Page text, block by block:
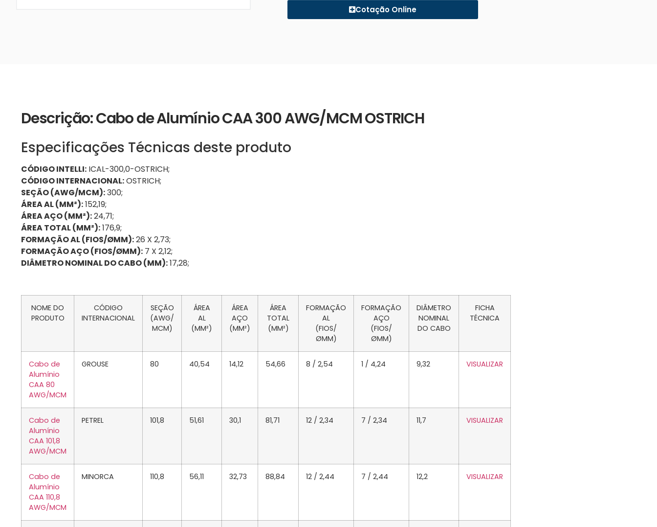
Cotação Online
Descrição: Cabo de Alumínio CAA 300 AWG/MCM OSTRICH
Especificações Técnicas deste produto
CÓDIGO INTELLI: ICAL-300,0-OSTRICH;
CÓDIGO INTERNACIONAL:OSTRICH;
SEÇÃO (AWG/MCM):300;
ÁREA AL (MM²):152,19;
ÁREA AÇO (MM²):24,71;
ÁREA TOTAL (MM²):176,9;
FORMAÇÃO AL (FIOS/ØMM):26 X 2,73;
FORMAÇÃO AÇO (FIOS/ØMM): 7 X 2,12;
DIÂMETRO NOMINAL DO CABO (MM):17,28;
NOME DO
PRODUTO
CÓDIGO
INTERNACIONAL
SEÇÃO
(AWG/
MCM)
ÁREA
AL
(MM²)
ÁREA
AÇO
(MM²)
ÁREA
TOTAL
(MM²)
FORMAÇÃO
AL
(FIOS/
ØMM)
FORMAÇÃO
AÇO
(FIOS/
ØMM)
DIÂMETRO
NOMINAL
DO CABO
FICHA
TÉCNICA
Cabo de
Alumínio
CAA 80
AWG/MCM
GROUSE 80 40,54 14,12 54,66 8 / 2,54 1 / 4,24 9,32 VISUALIZAR
Cabo de
Alumínio
CAA 101,8
AWG/MCM
PETREL 101,8 51,61 30,1 81,71 12 / 2,34 7 / 2,34 11,7 VISUALIZAR
Cabo de
Alumínio
CAA 110,8
AWG/MCM
MINORCA 110,8 56,11 32,73 88,84 12 / 2,44 7 / 2,44 12,2 VISUALIZAR